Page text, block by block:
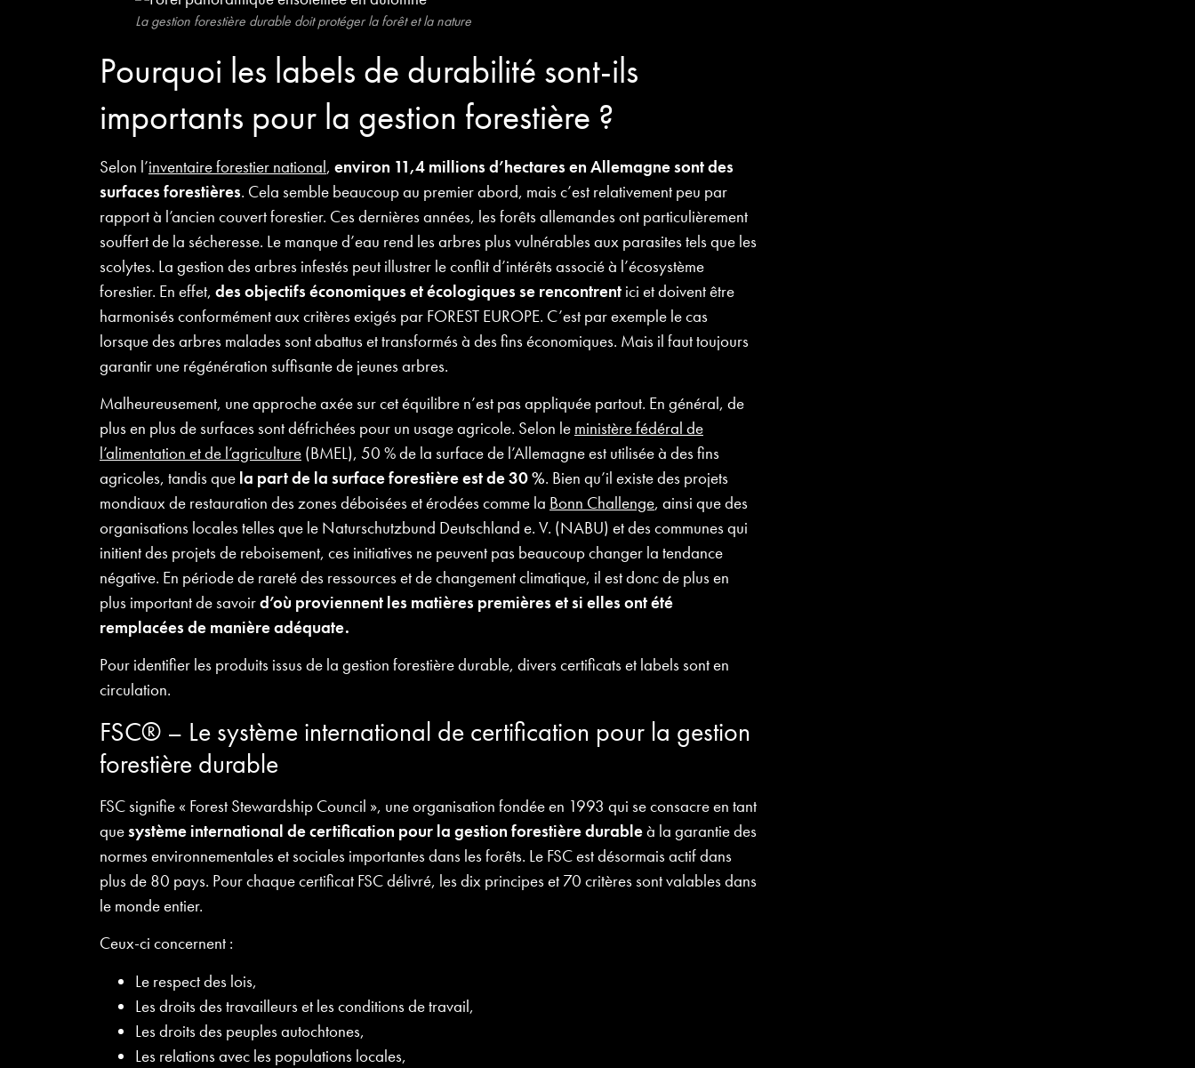
La gestion forestière durable doit protéger la forêt et la nature
Pourquoi les labels de durabilité sont-ils
importants pour la gestion forestière ?
Selon l’inventaire forestier national, environ 11,4 millions d’hectares en Allemagne sont des
surfaces forestières. Cela semble beaucoup au premier abord, mais c’est relativement peu par
rapport à l’ancien couvert forestier. Ces dernières années, les forêts allemandes ont particulièrement
souffert de la sécheresse. Le manque d’eau rend les arbres plus vulnérables aux parasites tels que les
scolytes. La gestion des arbres infestés peut illustrer le conflit d’intérêts associé à l’écosystème
forestier. En effet, des objectifs économiques et écologiques se rencontrent ici et doivent être
harmonisés conformément aux critères exigés par FOREST EUROPE. C’est par exemple le cas
lorsque des arbres malades sont abattus et transformés à des fins économiques. Mais il faut toujours
garantir une régénération suffisante de jeunes arbres.
Malheureusement, une approche axée sur cet équilibre n’est pas appliquée partout. En général, de
plus en plus de surfaces sont défrichées pour un usage agricole. Selon le ministère fédéral de
l’alimentation et de l’agriculture (BMEL), 50 % de la surface de l’Allemagne est utilisée à des fins
agricoles, tandis que la part de la surface forestière est de 30 %. Bien qu’il existe des projets
mondiaux de restauration des zones déboisées et érodées comme la Bonn Challenge, ainsi que des
organisations locales telles que le Naturschutzbund Deutschland e. V. (NABU) et des communes qui
initient des projets de reboisement, ces initiatives ne peuvent pas beaucoup changer la tendance
négative. En période de rareté des ressources et de changement climatique, il est donc de plus en
plus important de savoird’où proviennent les matières premières et si elles ont été
remplacées de manière adéquate.
Pour identifier les produits issus de la gestion forestière durable, divers certificats et labels sont en
circulation.
FSC® – Le système international de certification pour la gestion
forestière durable
FSC signifie « Forest Stewardship Council », une organisation fondée en 1993 qui se consacre en tant
quesystème international de certification pour la gestion forestière durableà la garantie des
normes environnementales et sociales importantes dans les forêts. Le FSC est désormais actif dans
plus de 80 pays. Pour chaque certificat FSC délivré, les dix principes et 70 critères sont valables dans
le monde entier.
Ceux-ci concernent :
Le respect des lois,
Les droits des travailleurs et les conditions de travail,
Les droits des peuples autochtones,
Les relations avec les populations locales,